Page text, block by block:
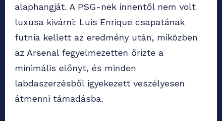
alaphangját. A PSG-nek innentől nem volt
luxusa kivárni: Luis Enrique csapatának
futnia kellett az eredmény után, miközben
az Arsenal fegyelmezetten őrizte a
minimális előnyt, és minden
labdaszerzésből igyekezett veszélyesen
átmenni támadásba.